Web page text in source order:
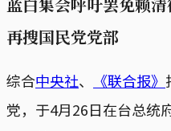
再搜国民党党部
综合中央社、 《联合报》
党，于4月26日在台总